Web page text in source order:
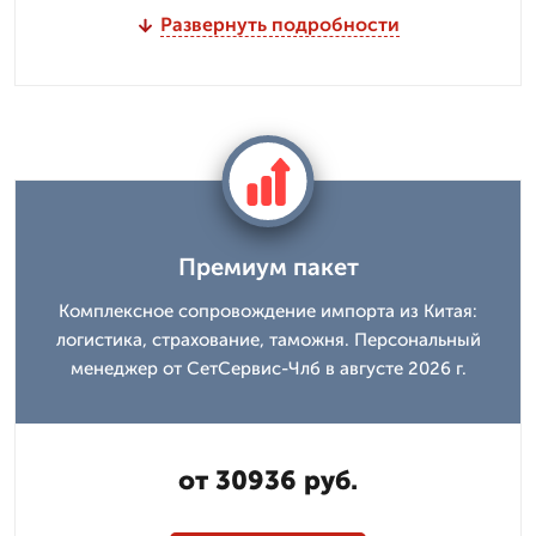
Развернуть подробности
Премиум пакет
Комплексное сопровождение импорта из Китая:
логистика, страхование, таможня. Персональный
менеджер от СетСервис-Члб в августе 2026 г.
от 30936 руб.